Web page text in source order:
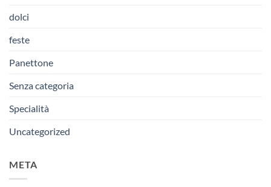
dolci
feste
Panettone
Senza categoria
Specialità
Uncategorized
META